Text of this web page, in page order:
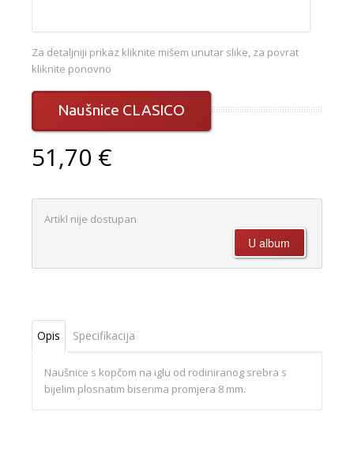
Za detaljniji prikaz kliknite mišem unutar slike, za povrat
kliknite ponovno
Naušnice CLASICO
51,70 €
Artikl nije dostupan
Opis Specifikacija
Naušnice s kopčom na iglu od rodiniranog srebra s
bijelim plosnatim biserima promjera 8 mm.